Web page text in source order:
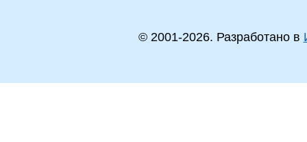
© 2001-2026. Разработано в